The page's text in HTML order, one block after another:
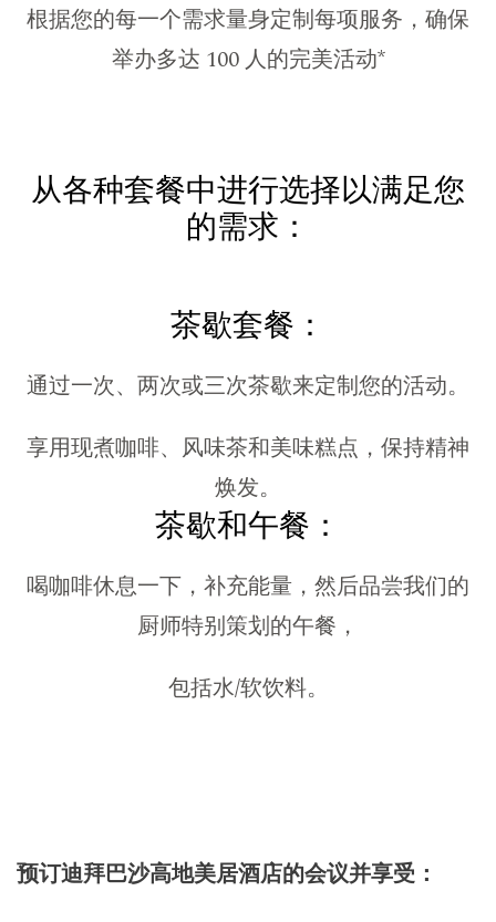
根据您的每一个需求量身定制每项服务，确保
举办多达 100 人的完美活动*
从各种套餐中进行选择以满足您
的需求：
茶歇套餐：
通过一次、两次或三次茶歇来定制您的活动。
享用现煮咖啡、风味茶和美味糕点，保持精神
焕发。
茶歇和午餐：
喝咖啡休息一下，补充能量，然后品尝我们的
厨师特别策划的午餐，
包括水/软饮料。
预订迪拜巴沙高地美居酒店的会议并享受：